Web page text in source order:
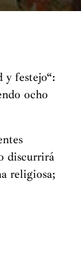
y festejo“:
ocho
discurrirá
religiosa;